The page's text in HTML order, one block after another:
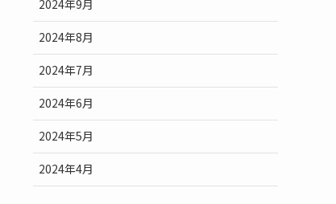
2024年9月
2024年8月
2024年7月
2024年6月
2024年5月
2024年4月